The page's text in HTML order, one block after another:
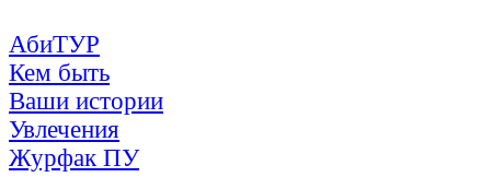
АбиТУР
Кем быть
Ваши истории
Увлечения
Журфак ПУ